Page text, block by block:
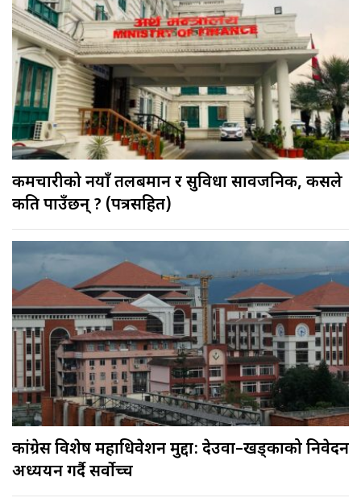
कर्मचारीको नयाँ तलबमान र सुविधा सार्वजनिक, कसले
कति पाउँछन् ? (पत्रसहित)
कांग्रेस विशेष महाधिवेशन मुद्दा: देउवा–खड्काको निवेदन
अध्ययन गर्दै सर्वोच्च